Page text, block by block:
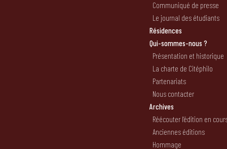
Communiqué de presse
Le journal des étudiants
Résidences
Qui-sommes-nous ?
Présentation et historique
La charte de Citéphilo
Partenariats
Nous contacter
Archives
Réécouter l’édition en
Anciennes éditions
Hommage